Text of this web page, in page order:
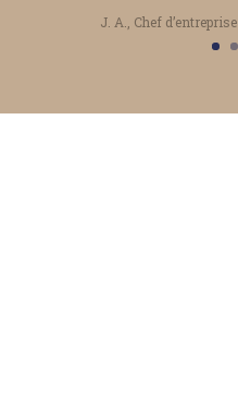
J. A., Chef d’entreprise